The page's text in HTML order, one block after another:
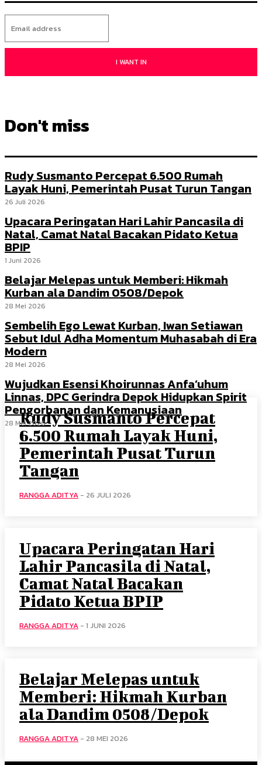
I WANT IN
Don't miss
Rudy Susmanto Percepat 6.500 Rumah
Layak Huni, Pemerintah Pusat Turun Tangan
26 Juli 2026
Upacara Peringatan Hari Lahir Pancasila di
Natal, Camat Natal Bacakan Pidato Ketua
BPIP
1 Juni 2026
Belajar Melepas untuk Memberi: Hikmah
Kurban ala Dandim 0508/Depok
28 Mei 2026
Sembelih Ego Lewat Kurban, Iwan Setiawan
Sebut Idul Adha Momentum Muhasabah di Era
Modern
28 Mei 2026
Wujudkan Esensi Khoirunnas Anfa’uhum
Linnas, DPC Gerindra Depok Hidupkan Spirit
Pengorbanan dan Kemanusiaan
28 Mei 2026
Rudy Susmanto Percepat
6.500 Rumah Layak Huni,
Pemerintah Pusat Turun
Tangan
RANGGA ADITYA - 26 JULI 2026
Upacara Peringatan Hari
Lahir Pancasila di Natal,
Camat Natal Bacakan
Pidato Ketua BPIP
RANGGA ADITYA - 1 JUNI 2026
Belajar Melepas untuk
Memberi: Hikmah Kurban
ala Dandim 0508/Depok
RANGGA ADITYA - 28 MEI 2026